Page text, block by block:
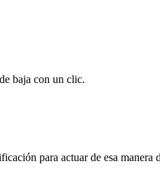
baja con un clic.
para actuar de esa